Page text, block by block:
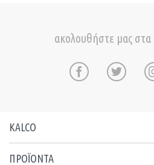
ακολουθήστε μας
KALCO
ΠΡΟΪΟΝΤΑ